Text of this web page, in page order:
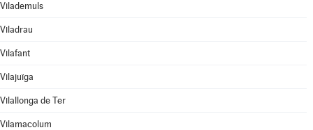
Vilademuls
Viladrau
Vilafant
Vilajuïga
Vilallonga de Ter
Vilamacolum